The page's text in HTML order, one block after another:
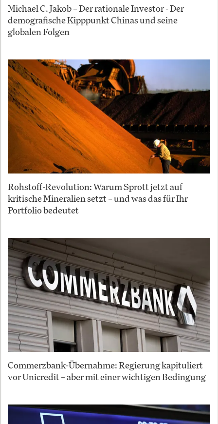
Michael C. Jakob – Der rationale Investor - Der
demografische Kipppunkt Chinas und seine
globalen Folgen
Rohstoff-Revolution: Warum Sprott jetzt auf
kritische Mineralien setzt – und was das für Ihr
Portfolio bedeutet
Commerzbank-Übernahme: Regierung kapituliert
vor Unicredit – aber mit einer wichtigen Bedingung